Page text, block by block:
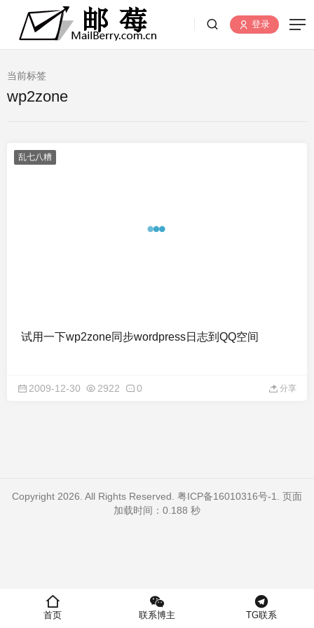
登录
当前标签
wp2zone
乱七八糟
试用一下wp2zone同步wordpress日志到QQ空间
2009-12-30 2922 0 分享
Copyright 2026. All Rights Reserved. 粤ICP备16010316号-1
. 页面
加载时间：0.188 秒
首页 联系博主 TG联系